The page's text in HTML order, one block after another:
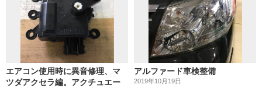
エアコン使用時に異音修理、マ
ツダアクセラ編。アクチュエー
アルファード車検整備
2019年10月19日